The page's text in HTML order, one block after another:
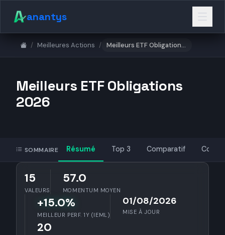
anantys
/ Meilleures Actions / Meilleurs ETF Obligations 2026
Meilleurs ETF Obligations
2026
SOMMAIRE Résumé Top 3 Comparatif
15
VALEURS
57.0
MOMENTUM MOYEN
+15.0%
MEILLEUR PERF. 1Y (IEML)
01/08/2026
MISE À JOUR
20